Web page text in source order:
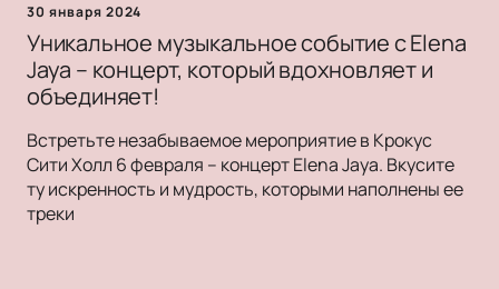
30 января 2024
Уникальное музыкальное событие с Elena
Jaya – концерт, который вдохновляет и
объединяет!
Встретьте незабываемое мероприятие в Крокус
Сити Холл 6 февраля – концерт Elena Jaya. Вкусите
ту искренность и мудрость, которыми наполнены ее
треки